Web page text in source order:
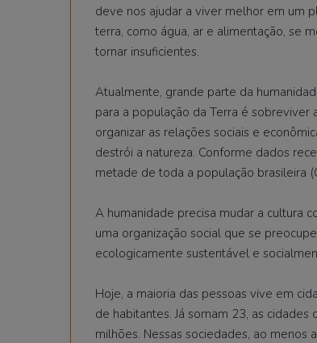
deve nos ajudar a viver melhor em um
terra, como água, ar e alimentação, se
tornar insuficientes.
Atualmente, grande parte da
para a população da Terra é sobreviver
organizar as relações sociais e
destrói a natureza. Conforme dados
metade de toda a população brasileira
A humanidade precisa mudar a cultura
uma organização social que se
ecologicamente sustentável e
Hoje, a maioria das pessoas vive em
de habitantes. Já somam 23, as
milhões. Nessas sociedades, ao